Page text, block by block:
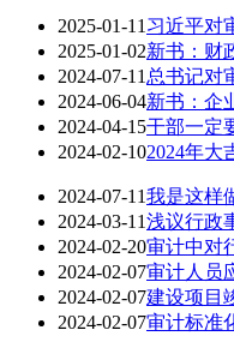
2025-01-11 习近平对
2025-01-02新书：财
2024-07-11 总书记对
2024-06-04新书：企
2024-04-15干部一定
2024-02-102024年大
2024-07-11我是这样
2024-03-11浅议行政
2024-02-20审计中对
2024-02-07审计人员
2024-02-07建设项目
2024-02-07审计标准